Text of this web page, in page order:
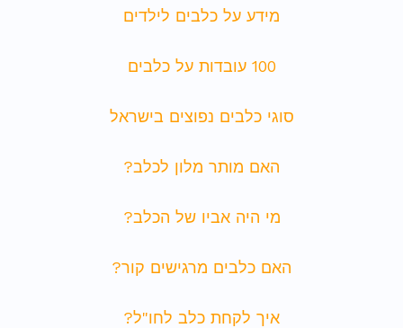
מידע על כלבים לילדים
100 עובדות על כלבים
סוגי כלבים נפוצים בישראל
האם מותר מלון לכלב?
מי היה אביו של הכלב?
האם כלבים מרגישים קור?
איך לקחת כלב לחו"ל?